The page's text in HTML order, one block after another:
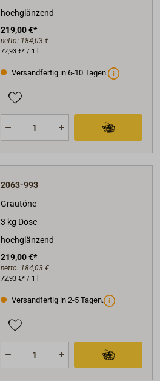
hochglänzend
219,00 €*
netto: 184,03 €
72,93 €* / 1 l
Versandfertig in 6-10 Tagen.
2063-993
Grautöne
3 kg Dose
hochglänzend
219,00 €*
netto: 184,03 €
72,93 €* / 1 l
Versandfertig in 2-5 Tagen.